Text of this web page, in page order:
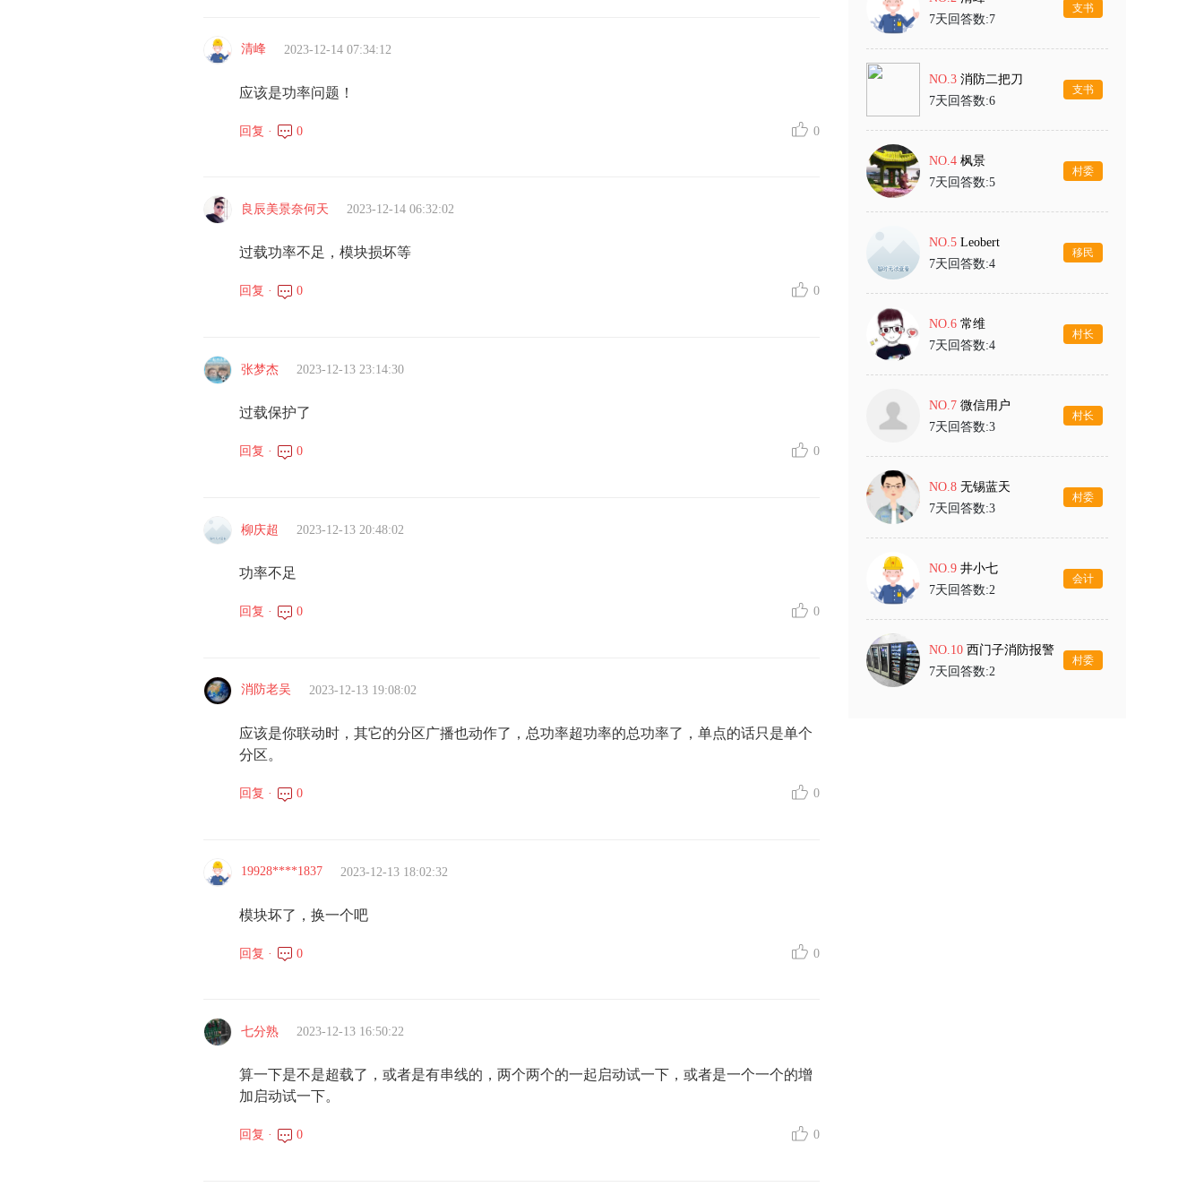
清峰 2023-12-14 07:34:12
应该是功率问题！
回复 · 0 0
良辰美景奈何天 2023-12-14 06:32:02
过载功率不足，模块损坏等
回复 · 0 0
张梦杰 2023-12-13 23:14:30
过载保护了
回复 · 0 0
柳庆超 2023-12-13 20:48:02
功率不足
回复 · 0 0
消防老吴 2023-12-13 19:08:02
应该是你联动时，其它的分区广播也动作了，总功率超功率的总功率了，单点的话只是单个
分区。
回复 · 0 0
19928****1837 2023-12-13 18:02:32
模块坏了，换一个吧
回复 · 0 0
七分熟 2023-12-13 16:50:22
算一下是不是超载了，或者是有串线的，两个两个的一起启动试一下，或者是一个一个的增
加启动试一下。
回复 · 0 0
7天回答数:7
支书
NO.3 消防二把刀
7天回答数:6
支书
NO.4 枫景
7天回答数:5
村委
NO.5 Leobert
7天回答数:4
移民
NO.6 常维
7天回答数:4
村长
NO.7 微信用户
7天回答数:3
村长
NO.8 无锡蓝天
7天回答数:3
村委
NO.9 井小七
7天回答数:2
会计
NO.10 西门子消防报警
7天回答数:2
村委